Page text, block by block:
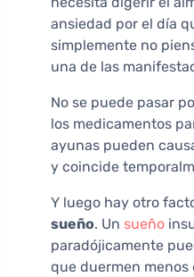
ansiedad por el día
simplemente no
una de las
No se puede pasar
los medicamentos
ayunas pueden
y coincide
Y luego hay otro
sueño. Un sueño
paradójicamente
que duermen menos